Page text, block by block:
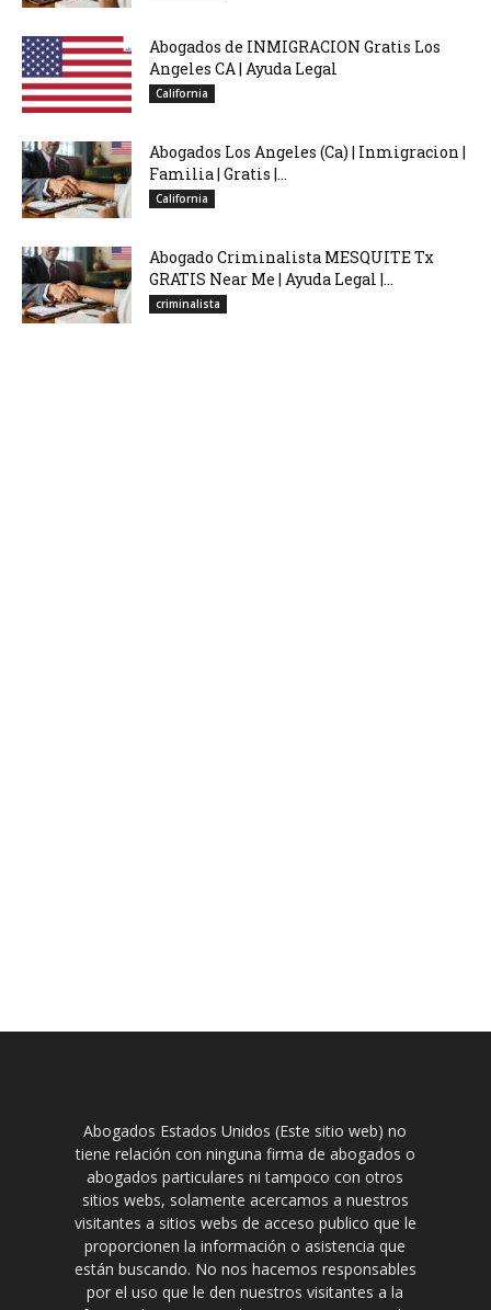
Abogados de INMIGRACION Gratis Los
Angeles CA | Ayuda Legal
California
Abogados Los Angeles (Ca) | Inmigracion |
Familia | Gratis |...
California
Abogado Criminalista MESQUITE Tx
GRATIS Near Me | Ayuda Legal |...
criminalista
Abogados Estados Unidos (Este sitio web) no
tiene relación con ninguna firma de abogados o
abogados particulares ni tampoco con otros
sitios webs, solamente acercamos a nuestros
visitantes a sitios webs de acceso publico que le
proporcionen la información o asistencia que
están buscando. No nos hacemos responsables
por el uso que le den nuestros visitantes a la